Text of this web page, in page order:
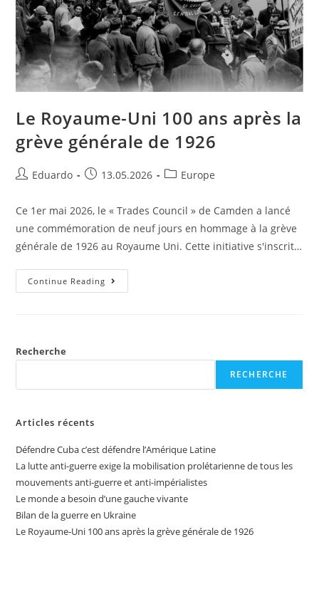
Le Royaume-Uni 100 ans après la
grève générale de 1926
Eduardo 13.05.2026 Europe
Ce 1er mai 2026, le « Trades Council » de Camden a lancé
une commémoration de neuf jours en hommage à la grève
générale de 1926 au Royaume Uni. Cette initiative s'inscrit…
Continue Reading
Recherche
RECHERCHE
Articles récents
Défendre Cuba c’est défendre l’Amérique Latine
La lutte anti-guerre exige la mobilisation prolétarienne de tous les
mouvements anti-guerre et anti-impérialistes
Le monde a besoin d’une gauche vivante
Bilan de la guerre en Ukraine
Le Royaume-Uni 100 ans après la grève générale de 1926